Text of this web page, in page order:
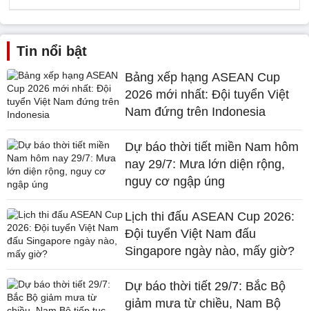
Tin nổi bật
Bảng xếp hạng ASEAN Cup
2026 mới nhất: Đội tuyển Việt
Nam đứng trên Indonesia
Dự báo thời tiết miền Nam hôm
nay 29/7: Mưa lớn diện rộng,
nguy cơ ngập úng
Lịch thi đấu ASEAN Cup 2026:
Đội tuyển Việt Nam đấu
Singapore ngày nào, mấy giờ?
Dự báo thời tiết 29/7: Bắc Bộ
giảm mưa từ chiều, Nam Bộ